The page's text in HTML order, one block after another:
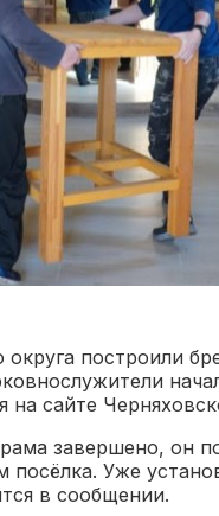
округа построили
сайте
завершено, он
посёлка. Уже
в сообщении.